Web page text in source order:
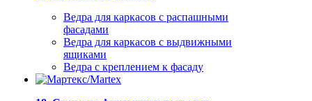
Ведра для каркасов с распашными
фасадами
Ведра для каркасов с выдвижными
ящиками
Ведра с креплением к фасаду